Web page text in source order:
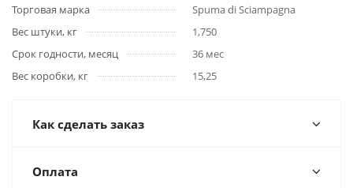
Торговая марка
Spuma di Sciampagna
Вес штуки, кг
1,750
Срок годности, месяц
36 мес
Вес коробки, кг
15,25
Как сделать заказ
Оплата